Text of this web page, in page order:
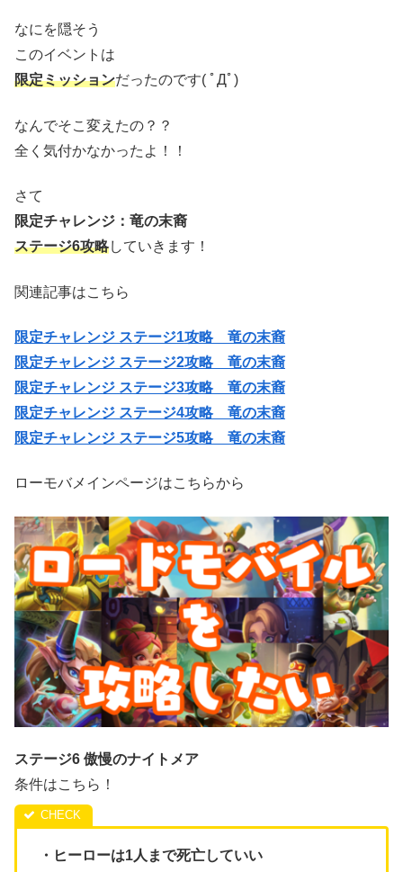
なにを隠そう
このイベントは
限定ミッションだったのです( ﾟДﾟ)
なんでそこ変えたの？？
全く気付かなかったよ！！
さて
限定チャレンジ：竜の末裔
ステージ6攻略していきます！
関連記事はこちら
限定チャレンジ ステージ1攻略 竜の末裔
限定チャレンジ ステージ2攻略 竜の末裔
限定チャレンジ ステージ3攻略 竜の末裔
限定チャレンジ ステージ4攻略 竜の末裔
限定チャレンジ ステージ5攻略 竜の末裔
ローモバメインページはこちらから
ステージ6 傲慢のナイトメア
条件はこちら！
・ヒーローは1人まで死亡していい